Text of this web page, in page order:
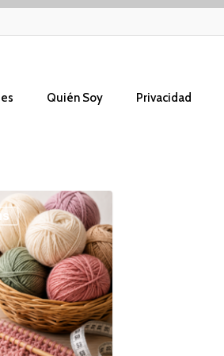
Quién Soy Privacidad